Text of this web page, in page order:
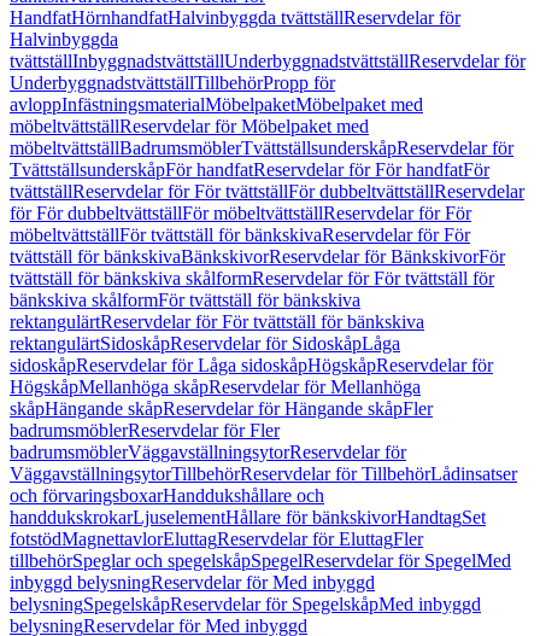
HandfatHörnhandfatHalvinbyggda tvättställReservdelar för
Halvinbyggda
tvättställInbyggnadstvättställUnderbyggnadstvättställReservdelar för
UnderbyggnadstvättställTillbehörPropp för
avloppInfästningsmaterialMöbelpaketMöbelpaket med
möbeltvättställReservdelar för Möbelpaket med
möbeltvättställBadrumsmöblerTvättställsunderskåpReservdelar för
TvättställsunderskåpFör handfatReservdelar för För handfatFör
tvättställReservdelar för För tvättställFör dubbeltvättställReservdelar
för För dubbeltvättställFör möbeltvättställReservdelar för För
möbeltvättställFör tvättställ för bänkskivaReservdelar för För
tvättställ för bänkskivaBänkskivorReservdelar för BänkskivorFör
tvättställ för bänkskiva skålformReservdelar för För tvättställ för
bänkskiva skålformFör tvättställ för bänkskiva
rektangulärtReservdelar för För tvättställ för bänkskiva
rektangulärtSidoskåpReservdelar för SidoskåpLåga
sidoskåpReservdelar för Låga sidoskåpHögskåpReservdelar för
HögskåpMellanhöga skåpReservdelar för Mellanhöga
skåpHängande skåpReservdelar för Hängande skåpFler
badrumsmöblerReservdelar för Fler
badrumsmöblerVäggavställningsytorReservdelar för
VäggavställningsytorTillbehörReservdelar för TillbehörLådinsatser
och förvaringsboxarHanddukshållare och
handdukskrokarLjuselementHållare för bänkskivorHandtagSet
fotstödMagnettavlorEluttagReservdelar för EluttagFler
tillbehörSpeglar och spegelskåpSpegelReservdelar för SpegelMed
inbyggd belysningReservdelar för Med inbyggd
belysningSpegelskåpReservdelar för SpegelskåpMed inbyggd
belysningReservdelar för Med inbyggd